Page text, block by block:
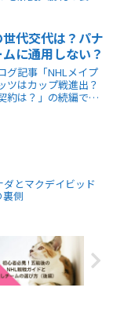
代交代は？パナ
に通用しない？
記事「NHLメイプ
ツはカップ戦進出？
約は？」の続編で
とマクデイビッド
裏側